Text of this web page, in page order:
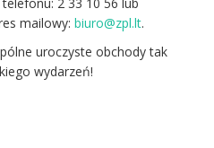
2 33 10 56 lub
mailowy: biuro@zpl.lt.
uroczyste obchody tak
wydarzeń!